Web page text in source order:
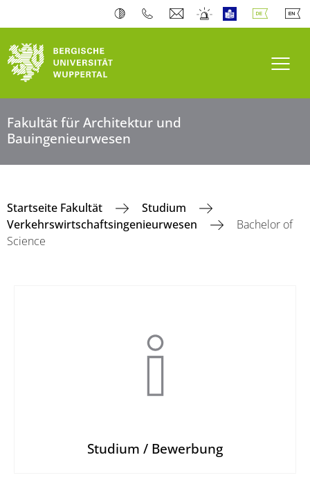
Fakultät für Architektur und
Bauingenieurwesen
Startseite Fakultät
Studium
Verkehrswirtschaftsingenieurwesen
Bachelor of
Science
Studium / ­Bewerbung